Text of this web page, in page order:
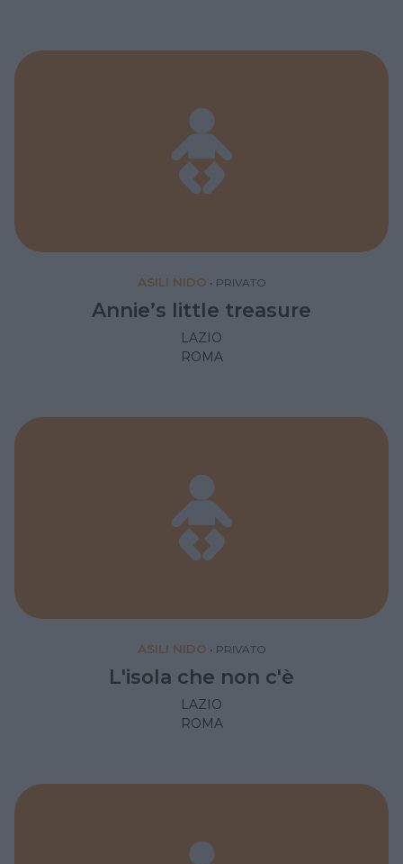
ASILI NIDO • PRIVATO
Annie’s little treasure
LAZIO
ROMA
ASILI NIDO • PRIVATO
L'isola che non c'è
LAZIO
ROMA